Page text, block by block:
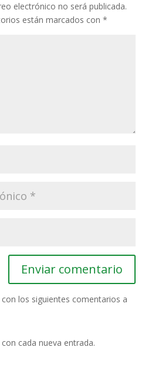
electrónico no será publicada.
están marcados con *
con los siguientes comentarios a
cada nueva entrada.